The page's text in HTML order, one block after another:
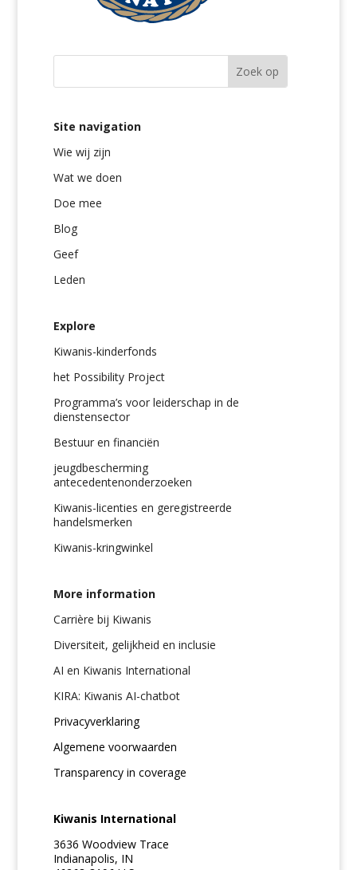
Site navigation
Wie wij zijn
Wat we doen
Doe mee
Blog
Geef
Leden
Explore
Kiwanis-kinderfonds
het Possibility Project
Programma’s voor leiderschap in de
dienstensector
Bestuur en financiën
jeugdbescherming
antecedentenonderzoeken
Kiwanis-licenties en geregistreerde
handelsmerken
Kiwanis-kringwinkel
More information
Carrière bij Kiwanis
Diversiteit, gelijkheid en inclusie
AI en Kiwanis International
KIRA: Kiwanis AI-chatbot
Privacyverklaring
Algemene voorwaarden
Transparency in coverage
Kiwanis International
3636 Woodview Trace
Indianapolis, IN